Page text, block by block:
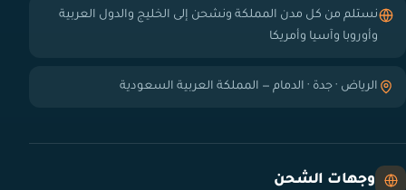
نستلم من كل مدن المملكة ونشحن إلى الخليج والدول العربية
وأوروبا وآسيا وأمريكا
الرياض · جدة · الدمام — المملكة العربية السعودية
وجهات الشحن